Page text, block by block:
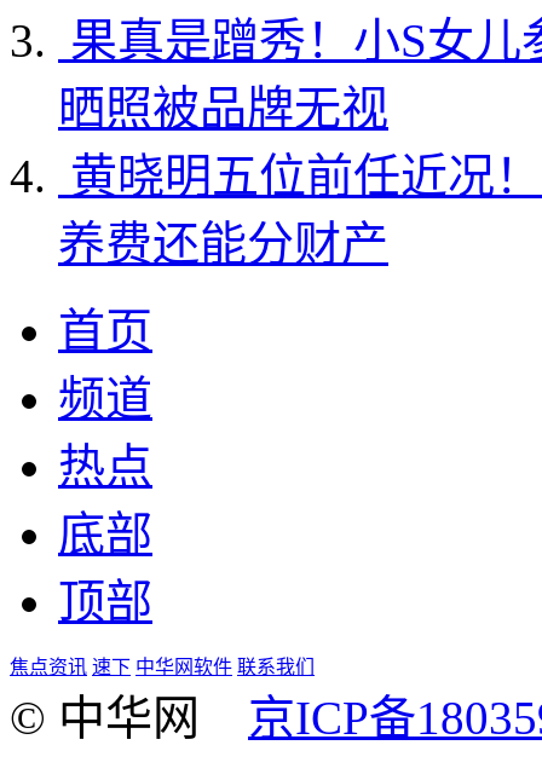
果真是蹭秀！小S女
晒照被品牌无视
黄晓明五位前任近况
养费还能分财产
首页
频道
热点
底部
顶部
焦点资讯 速下 中华网软件 联系我们
© 中华网 京ICP备